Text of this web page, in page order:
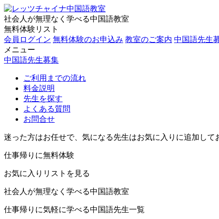
社会人が無理なく学べる中国語教室
無料体験リスト
会員ログイン 無料体験のお申込み 教室のご案内 中国語先生
メニュー
中国語先生募集
ご利用までの流れ
料金説明
先生を探す
よくある質問
お問合せ
迷った方はお任せで、気になる先生はお気に入りに追加して
仕事帰りに無料体験
お気に入りリストを見る
社会人が無理なく学べる中国語教室
仕事帰りに気軽に学べる中国語先生一覧